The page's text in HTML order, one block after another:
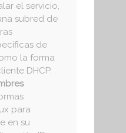
el servicio,
subred de
de
la forma
DHCP.
para
en su